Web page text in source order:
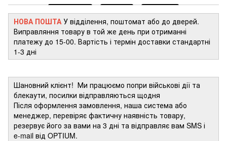
НОВА ПОШТА У відділення, поштомат або до дверей.
Виправляння товару в той же день при отриманні
платежу до 15-00. Вартість і термін доставки стандартні
1-3 дні
Шановний клієнт! Ми працюємо попри військові дії та
блекаути, посилки відправляються щодня
Після оформлення замовлення, наша система або
менеджер, перевіряє фактичну наявність товару,
резервує його за вами на 3 дні та відправляє вам SMS і
e-mail від OPTIUM.